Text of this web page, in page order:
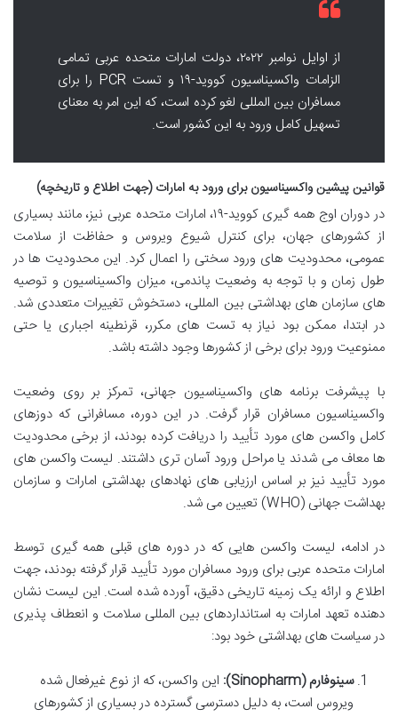
از اوایل نوامبر ۲۰۲۲، دولت امارات متحده عربی تمامی
الزامات واکسیناسیون کووید-۱۹ و تست PCR را برای
مسافران بین المللی لغو کرده است، که این امر به معنای
تسهیل کامل ورود به این کشور است.
قوانین پیشین واکسیناسیون برای ورود به امارات (جهت اطلاع و تاریخچه)
در دوران اوج همه گیری کووید-۱۹، امارات متحده عربی نیز، مانند بسیاری
از کشورهای جهان، برای کنترل شیوع ویروس و حفاظت از سلامت
عمومی، محدودیت های ورود سختی را اعمال کرد. این محدودیت ها در
طول زمان و با توجه به وضعیت پاندمی، میزان واکسیناسیون و توصیه
های سازمان های بهداشتی بین المللی، دستخوش تغییرات متعددی شد.
در ابتدا، ممکن بود نیاز به تست های مکرر، قرنطینه اجباری یا حتی
ممنوعیت ورود برای برخی از کشورها وجود داشته باشد.
با پیشرفت برنامه های واکسیناسیون جهانی، تمرکز بر روی وضعیت
واکسیناسیون مسافران قرار گرفت. در این دوره، مسافرانی که دوزهای
کامل واکسن های مورد تأیید را دریافت کرده بودند، از برخی محدودیت
ها معاف می شدند یا مراحل ورود آسان تری داشتند. لیست واکسن های
مورد تأیید نیز بر اساس ارزیابی های نهادهای بهداشتی امارات و سازمان
بهداشت جهانی (WHO) تعیین می شد.
در ادامه، لیست واکسن هایی که در دوره های قبلی همه گیری توسط
امارات متحده عربی برای ورود مسافران مورد تأیید قرار گرفته بودند، جهت
اطلاع و ارائه یک زمینه تاریخی دقیق، آورده شده است. این لیست نشان
دهنده تعهد امارات به استانداردهای بین المللی سلامت و انعطاف پذیری
در سیاست های بهداشتی خود بود:
سینوفارم (Sinopharm):
این واکسن، که از نوع غیرفعال شده
ویروس است، به دلیل دسترسی گسترده در بسیاری از کشورهای